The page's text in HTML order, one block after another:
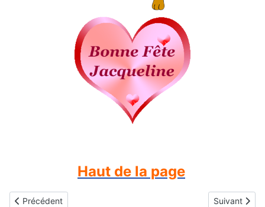
Haut de la page
Article précédent : Gifs animés gratuits - Prénom Eugénie fêté le
Précédent Article
Suivant